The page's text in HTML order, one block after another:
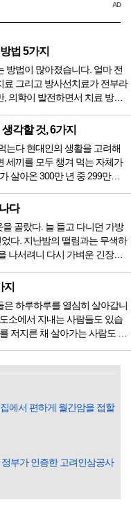
AD
법 5가지
방법이 많아졌습니다. 얼마 전
료 그리고 방사선치료가 전부라
의학이 발전하면서 치료 방법
나 더 추가되었습니다. 중입
이나 독일 등 중입자 치료기가
았지만 얼마 전 국내 도입 후
자 치료기가 가동되었습니다.
환자가 중입자 치료를 받을 수
각할 것, 6가지
는다 현대인의 생활을 고려해
세끼를 모두 챙겨 먹는 자체가
살아온 300만 년 중 299만
한다. 게다가 밤늦은 시간까지
는데도 ‘아침을 먹어야 하루
로잡혀 억지로 먹는 경우가 많
이 보내는 신호다. 즉 먹어도 소
으면 혈액 안에 잉여물...
다
골랐다. 늘 들고 다니던 가방
다. 지난밤의 떨림과는 무색하
나서려니 다시 가벼운 긴장감
냄새를 맡았을 때의 긴장감 같
사유상을 만나러 가는 길은 그
보일 좋은 콘텐츠를 고민하던
하고자...
지
하루하루를 열심히 살아갑니
소에서 지내는 사람들도 있습
저지른 채 살아가는 사람도 있
마리가 시냇물을 흐린다는
은 듯합니다. 대부분의 사람
다고 97%의 사람들이 모두 착
에서 편하게 월간암을 접할
부가 인증한 고려인삼공사